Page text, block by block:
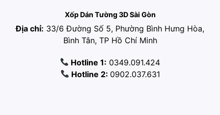
Xốp Dán Tường 3D Sài Gòn
Địa chỉ: 33/6 Đường Số 5, Phường Bình Hưng Hòa,
Bình Tân, TP Hồ Chí Minh
Hotline 1: 0349.091.424
Hotline 2: 0902.037.631